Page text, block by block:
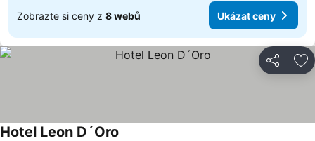
Zobrazte si ceny z 8 webů Ukázat ceny
Sdílet
Hotel Leon D´Oro